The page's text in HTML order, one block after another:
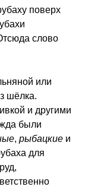
поверх
слово
или
шёлка.
и другими
были
, рыбацкие и
для